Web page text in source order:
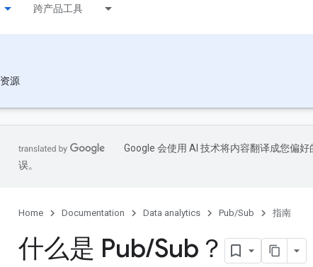
跨产品工具
资源
Google 会使用 AI 技术将内容翻译成您偏
误。
Home Documentation Data analytics Pub/Sub 指南
什么是 Pub/Sub？